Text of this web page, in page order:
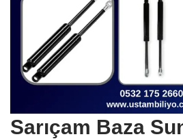
Sarıçam Baza